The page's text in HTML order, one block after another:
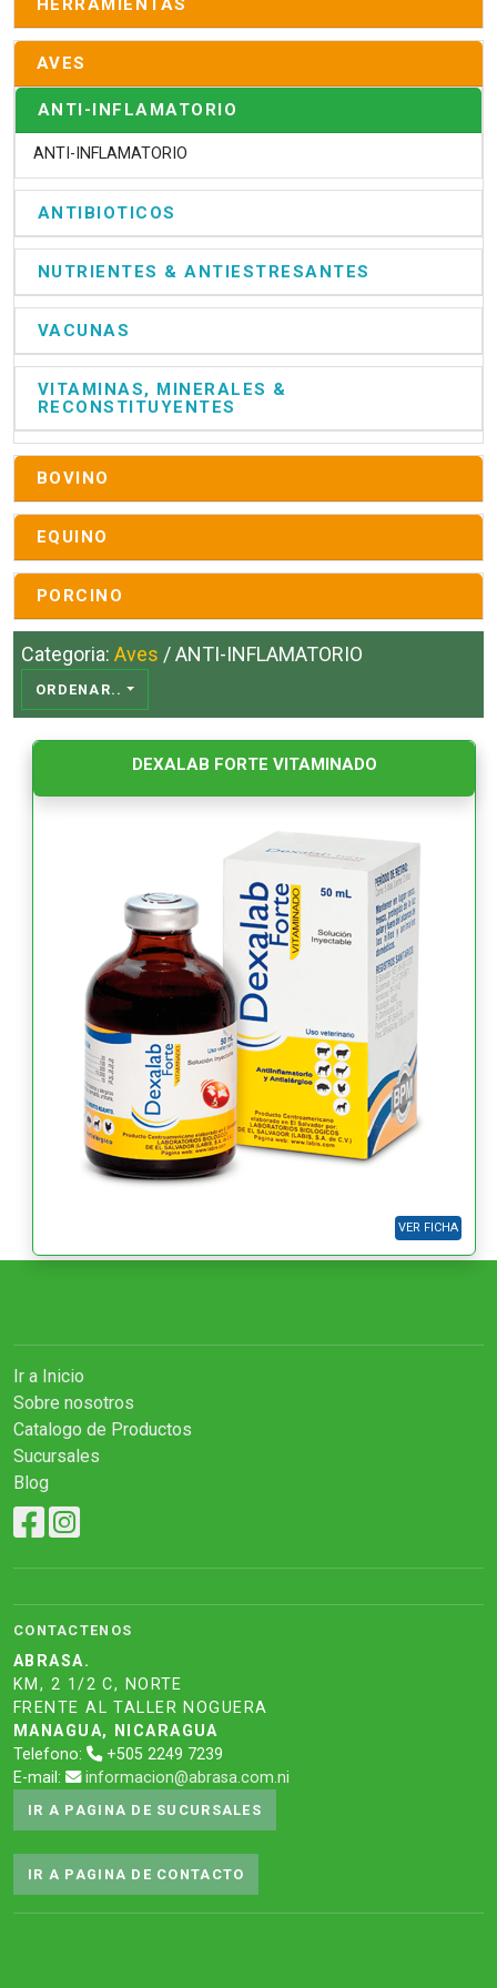
HERRAMIENTAS
AVES
ANTI-INFLAMATORIO
ANTI-INFLAMATORIO
ANTIBIOTICOS
NUTRIENTES & ANTIESTRESANTES
VACUNAS
VITAMINAS, MINERALES &
RECONSTITUYENTES
BOVINO
EQUINO
PORCINO
Categoria: Aves / ANTI-INFLAMATORIO
ORDENAR..
DEXALAB FORTE VITAMINADO
VER FICHA
Ir a Inicio
Sobre nosotros
Catalogo de Productos
Sucursales
Blog
CONTACTENOS
ABRASA.
KM, 2 1/2 C, NORTE
FRENTE AL TALLER NOGUERA
MANAGUA, NICARAGUA
Telefono:
+505 2249 7239
E-mail:
informacion@abrasa.com.ni
IR A PAGINA DE SUCURSALES
IR A PAGINA DE CONTACTO